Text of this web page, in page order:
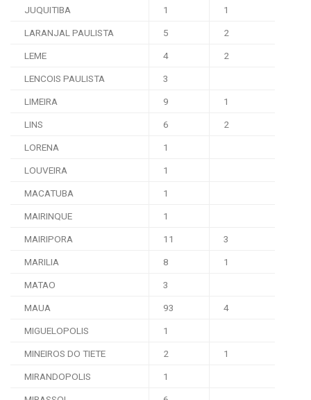
JUQUITIBA 1 1
LARANJAL PAULISTA 5 2
LEME 4 2
LENCOIS PAULISTA 3
LIMEIRA 9 1
LINS 6 2
LORENA 1
LOUVEIRA 1
MACATUBA 1
MAIRINQUE 1
MAIRIPORA 11 3
MARILIA 8 1
MATAO 3
MAUA 93 4
MIGUELOPOLIS 1
MINEIROS DO TIETE 2 1
MIRANDOPOLIS 1